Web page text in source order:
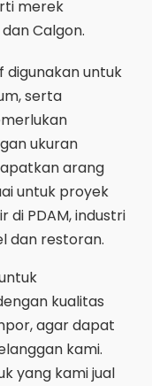
merek
Calgon.
digunakan untuk
serta
ukuran
arang
untuk proyek
di PDAM, industri
dan restoran.
kualitas
agar dapat
kami.
yang kami jual